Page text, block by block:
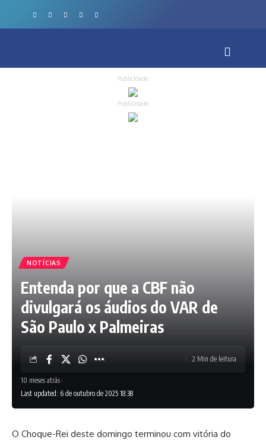
Publicidade
Publicidade
NOTÍCIAS
Entenda por que a CBF não
divulgará os áudios do VAR de
São Paulo x Palmeiras
Last updated: 6 de outubro de 2025 18:38
10 meses atrás
2 Min de leitura
O Choque-Rei deste domingo terminou com vitória do